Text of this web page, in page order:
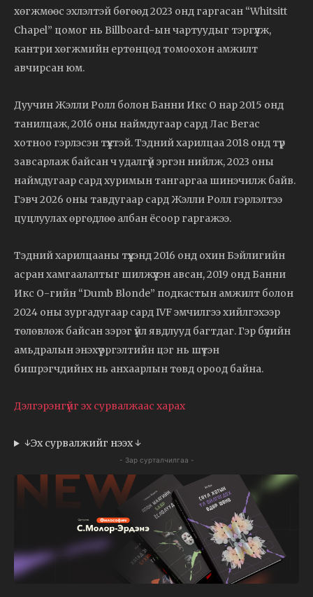
хөгжмөөс эхлэлтэй бөгөөд 2023 онд гаргасан “Whitsitt
Chapel” цомог нь Billboard-ын чартуудыг тэргүүлж,
кантри хөгжмийн ертөнцөд томоохон амжилт
авчирсан юм.
Дуучин Жэлли Ролл болон Банни Икс О нар 2015 онд
танилцаж, 2016 оны наймдугаар сард Лас Вегас
хотноо гэрлэсэн түүхтэй. Тэдний харилцаа 2018 онд түр
завсарлаж байсан ч удалгүй эргэн нийлж, 2023 оны
наймдугаар сард хуримын тангаргаа шинэчилж байв.
Гэвч 2026 оны тавдугаар сард Жэлли Ролл гэрлэлтээ
цуцлуулах өргөдлөө албан ёсоор гаргажээ.
Тэдний харилцааны түүхэнд 2016 онд охин Бэйлигийн
асран хамгаалалтыг шилжүүлэн авсан, 2019 онд Банни
Икс О-гийн “Dumb Blonde” подкастын амжилт болон
2024 оны зургадугаар сард IVF эмчилгээ хийлгэхээр
төлөвлөж байсан зэрэг үйл явдлууд багтдаг. Гэр бүлийн
амьдралын энэхүү эргэлтийн цэг нь шүтэн
бишрэгчдийнх нь анхаарлын төвд ороод байна.
Дэлгэрэнгүйг эх сурвалжаас харах
↓Эх сурвалжийг нээх ↓
- Зар сурталчилгаа -